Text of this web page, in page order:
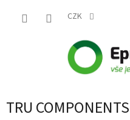
CZK
TRU COMPONENTS